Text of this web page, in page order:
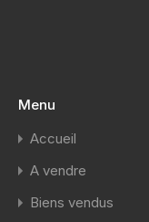
Menu
Accueil
A vendre
Biens vendus